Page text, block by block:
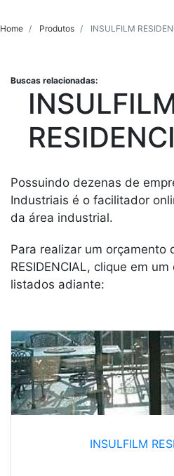
Home Produtos INSULFILM
Buscas relacionadas:
Possuindo dezenas de
Industriais é o facilitador
da área industrial.
Para realizar um orçamento
RESIDENCIAL, clique em
listados adiante:
INSULFILM